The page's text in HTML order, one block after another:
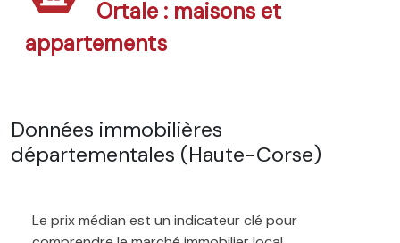
Ortale : maisons et
appartements
Données immobilières
départementales (Haute-Corse)
Le prix médian est un indicateur clé pour